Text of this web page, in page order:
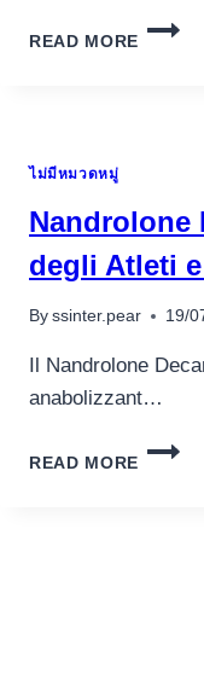
READ MORE
SOWIE
GRO?
ERFOLG
ไม่มีหมวดหมู่
Nandrolone
degli Atleti
By ssinter.pear 19/
Il Nandrolone
anabolizzant…
READ MORE